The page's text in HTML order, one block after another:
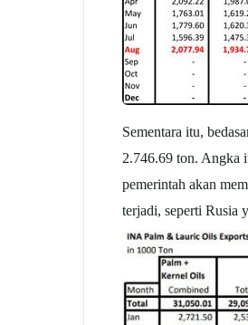
Sementara itu,
2.746.69 ton. Angka
pemerintah akan
terjadi, seperti Rusia